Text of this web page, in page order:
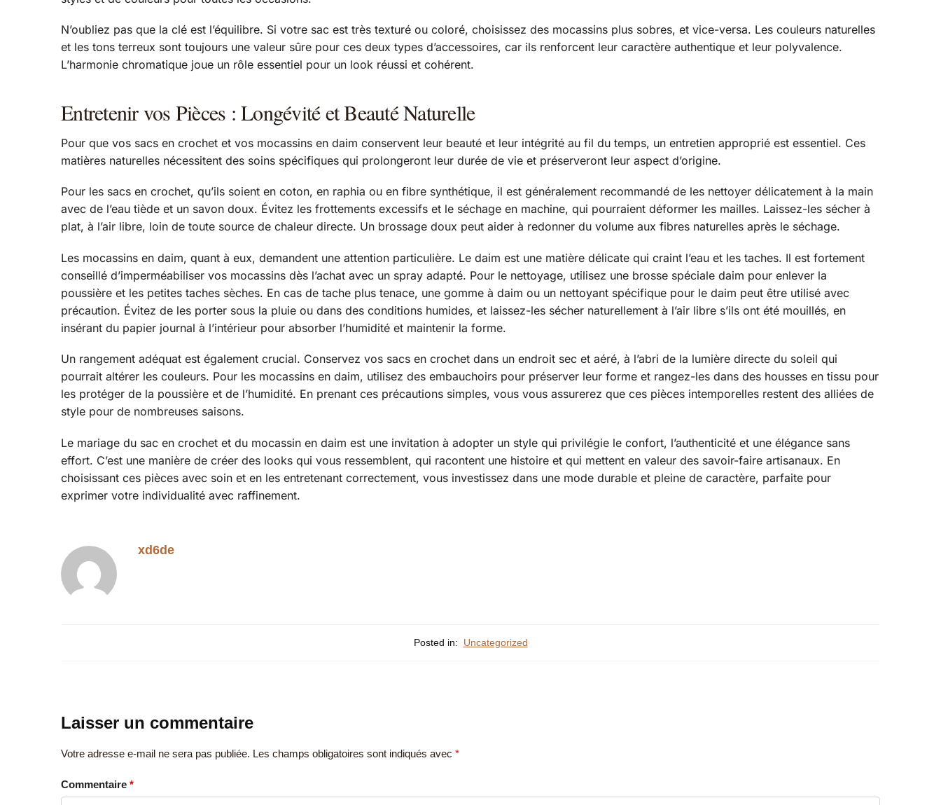
N’oubliez pas que la clé est l’équilibre. Si votre sac est très texturé ou coloré, choisissez des mocassins plus sobres, et vice-versa. Les couleurs naturelles
et les tons terreux sont toujours une valeur sûre pour ces deux types d’accessoires, car ils renforcent leur caractère authentique et leur polyvalence.
L’harmonie chromatique joue un rôle essentiel pour un look réussi et cohérent.
Entretenir vos Pièces : Longévité et Beauté Naturelle
Pour que vos sacs en crochet et vos mocassins en daim conservent leur beauté et leur intégrité au fil du temps, un entretien approprié est essentiel. Ces
matières naturelles nécessitent des soins spécifiques qui prolongeront leur durée de vie et préserveront leur aspect d’origine.
Pour les sacs en crochet, qu’ils soient en coton, en raphia ou en fibre synthétique, il est généralement recommandé de les nettoyer délicatement à la main
avec de l’eau tiède et un savon doux. Évitez les frottements excessifs et le séchage en machine, qui pourraient déformer les mailles. Laissez-les sécher à
plat, à l’air libre, loin de toute source de chaleur directe. Un brossage doux peut aider à redonner du volume aux fibres naturelles après le séchage.
Les mocassins en daim, quant à eux, demandent une attention particulière. Le daim est une matière délicate qui craint l’eau et les taches. Il est fortement
conseillé d’imperméabiliser vos mocassins dès l’achat avec un spray adapté. Pour le nettoyage, utilisez une brosse spéciale daim pour enlever la
poussière et les petites taches sèches. En cas de tache plus tenace, une gomme à daim ou un nettoyant spécifique pour le daim peut être utilisé avec
précaution. Évitez de les porter sous la pluie ou dans des conditions humides, et laissez-les sécher naturellement à l’air libre s’ils ont été mouillés, en
insérant du papier journal à l’intérieur pour absorber l’humidité et maintenir la forme.
Un rangement adéquat est également crucial. Conservez vos sacs en crochet dans un endroit sec et aéré, à l’abri de la lumière directe du soleil qui
pourrait altérer les couleurs. Pour les mocassins en daim, utilisez des embauchoirs pour préserver leur forme et rangez-les dans des housses en tissu pour
les protéger de la poussière et de l’humidité. En prenant ces précautions simples, vous vous assurerez que ces pièces intemporelles restent des alliées de
style pour de nombreuses saisons.
Le mariage du sac en crochet et du mocassin en daim est une invitation à adopter un style qui privilégie le confort, l’authenticité et une élégance sans
effort. C’est une manière de créer des looks qui vous ressemblent, qui racontent une histoire et qui mettent en valeur des savoir-faire artisanaux. En
choisissant ces pièces avec soin et en les entretenant correctement, vous investissez dans une mode durable et pleine de caractère, parfaite pour
exprimer votre individualité avec raffinement.
xd6de
Posted in: Uncategorized
Laisser un commentaire
Votre adresse e-mail ne sera pas publiée. Les champs obligatoires sont indiqués avec *
Commentaire *